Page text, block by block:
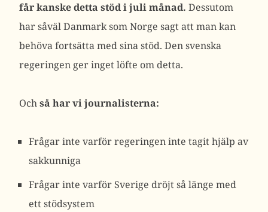
får kanske detta stöd i juli månad. Dessutom
har såväl Danmark som Norge sagt att man kan
behöva fortsätta med sina stöd. Den svenska
regeringen ger inget löfte om detta.
Ochså har vi journalisterna:
Frågar inte varför regeringen inte tagit hjälp av
sakkunniga
Frågar inte varför Sverige dröjt så länge med
ett stödsystem